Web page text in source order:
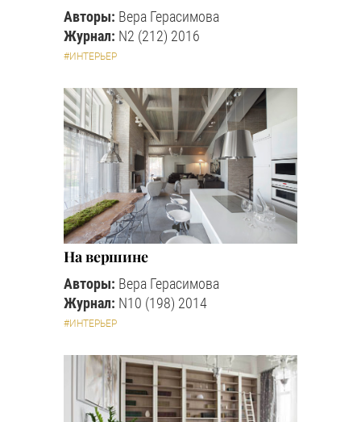
Авторы: Вера Герасимова
Журнал: N2 (212) 2016
#ИНТЕРЬЕР
На вершине
Авторы: Вера Герасимова
Журнал: N10 (198) 2014
#ИНТЕРЬЕР